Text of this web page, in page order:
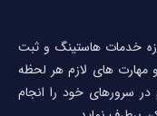
خود در حوزه خدمات هاستینگ و ثبت
مهارت های لازم هر لحظه
سرورهای خود را انجام